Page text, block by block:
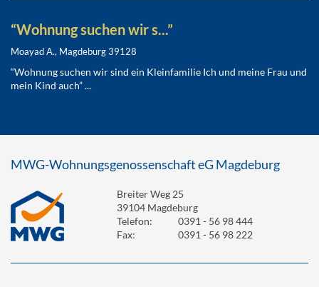
“Wohnung suchen wir s...”
Moayad A., Magdeburg 39128
“Wohnung suchen wir sind ein Kleinfamilie Ich und meine Frau und
mein Kind auch” ...
MWG-Wohnungsgenossenschaft eG Magdeburg
Breiter Weg 25
39104 Magdeburg
Telefon:
0391 - 56 98 444
Fax:
0391 - 56 98 222